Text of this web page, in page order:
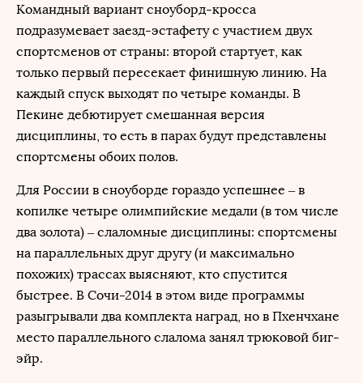
Командный вариант сноуборд-кросса
подразумевает заезд-эстафету с участием двух
спортсменов от страны: второй стартует, как
только первый пересекает финишную линию. На
каждый спуск выходят по четыре команды. В
Пекине дебютирует смешанная версия
дисциплины, то есть в парах будут представлены
спортсмены обоих полов.
Для России в сноуборде гораздо успешнее – в
копилке четыре олимпийские медали (в том числе
два золота) – слаломные дисциплины: спортсмены
на параллельных друг другу (и максимально
похожих) трассах выясняют, кто спустится
быстрее. В Сочи-2014 в этом виде программы
разыгрывали два комплекта наград, но в Пхенчхане
место параллельного слалома занял трюковой биг-
эйр.